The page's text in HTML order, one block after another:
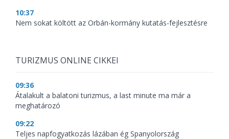
10:37
Nem sokat költött az Orbán-kormány kutatás-fejlesztésre
TURIZMUS ONLINE CIKKEI
09:36
Átalakult a balatoni turizmus, a last minute ma már a
meghatározó
09:22
Teljes napfogyatkozás lázában ég Spanyolország